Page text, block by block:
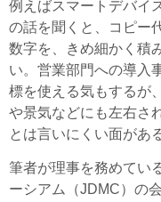
例えばスマートデバイ
の話を聞くと、コピー
数字を、きめ細かく積
い。営業部門への導入
標を使える気もするが
や景気などにも左右さ
とは言いにくい面があ
筆者が理事を務めてい
ーシアム（JDMC）の